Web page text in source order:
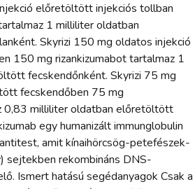
előretöltött injekciós tollban
1 milliliter oldatban
Skyrizi 150 mg oldatos injekció
150 mg rizankizumabot tartalmaz 1
fecskendőnként. Skyrizi 75 mg
fecskendőben 75 mg
0,83 milliliter oldatban előretöltött
egy humanizált immunglobulin
amit kínaihörcsög-petefészek-
sejtekben rekombináns DNS-
Ismert hatású segédanyagok Csak a